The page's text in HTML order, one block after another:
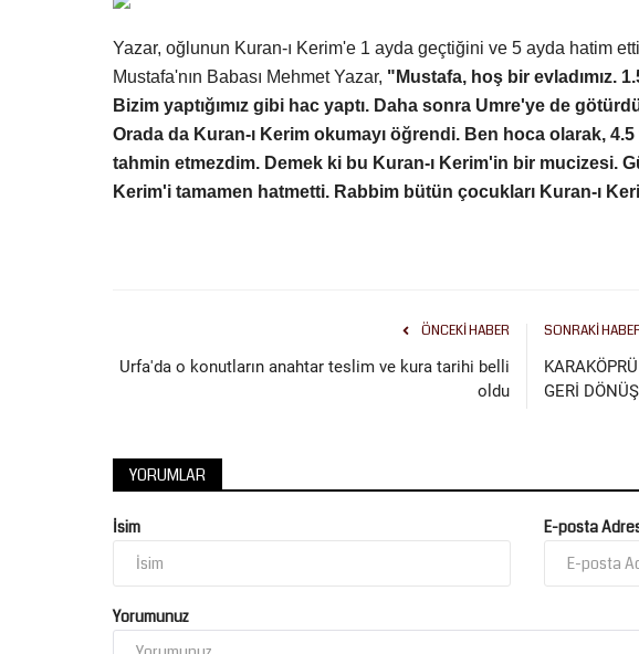
Yazar, oğlunun Kuran-ı Kerim'e 1 ayda geçtiğini ve 5 ayda hatim
Mustafa'nın Babası Mehmet Yazar, "Mustafa, hoş bir evladımız.
Bizim yaptığımız gibi hac yaptı. Daha sonra Umre'ye de
Orada da Kuran-ı Kerim okumayı öğrendi. Ben hoca olarak,
tahmin etmezdim. Demek ki bu Kuran-ı Kerim'in bir mucizesi.
Kerim'i tamamen hatmetti. Rabbim bütün çocukları Kuran-ı
ÖNCEKI HABER
Urfa'da o konutların anahtar teslim ve kura tarihi belli
oldu
SONRAKI
GERİ
YORUMLAR
İsim E-posta
Yorumunuz